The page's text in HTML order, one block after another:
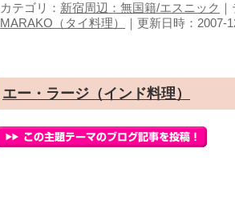
カテゴリ： 新宿周辺：無国籍/エスニック
MARAKO（タイ料理）
｜更新日時：2007-
エー・ラージ（インド料理）